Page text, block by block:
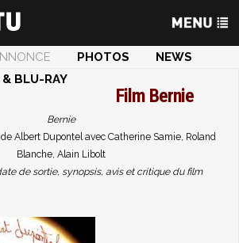
PHOTOS
NEWS
& BLU-RAY
Film Bernie
Bernie
Albert Dupontel avec Catherine Samie, Roland
Blanche, Alain Libolt
de sortie, synopsis, avis et critique du film